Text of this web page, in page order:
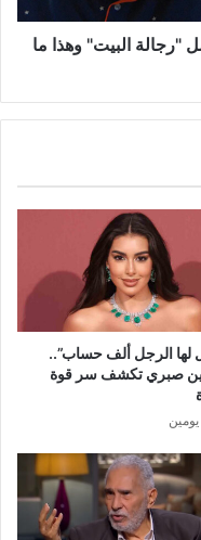
البيت" وهذا ما
لها الرجل ألف حساب”..
صبري تكشف سر قوة